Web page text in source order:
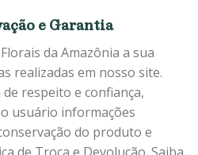
e Garantia
da Amazônia a sua
realizadas em nosso site.
respeito e confiança,
usuário informações
do produto e